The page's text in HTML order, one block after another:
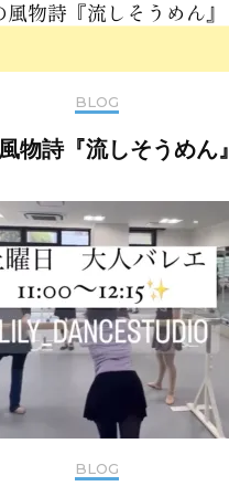
BLOG
物詩『流しそうめん』
BLOG